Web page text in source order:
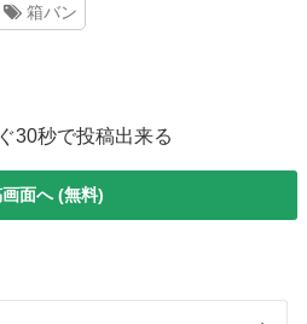
箱バン
30秒で投稿出来る
面へ (無料)